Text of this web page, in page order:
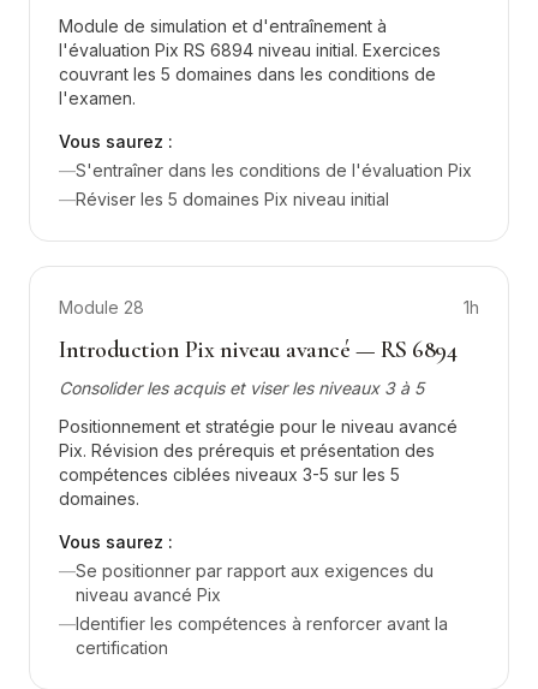
Module de simulation et d'entraînement à
l'évaluation Pix RS 6894 niveau initial. Exercices
couvrant les 5 domaines dans les conditions de
l'examen.
Vous saurez :
—S'entraîner dans les conditions de l'évaluation Pix
—Réviser les 5 domaines Pix niveau initial
Module 28 1h
Introduction Pix niveau avancé — RS 6894
Consolider les acquis et viser les niveaux 3 à 5
Positionnement et stratégie pour le niveau avancé
Pix. Révision des prérequis et présentation des
compétences ciblées niveaux 3-5 sur les 5
domaines.
Vous saurez :
—Se positionner par rapport aux exigences du
niveau avancé Pix
—Identifier les compétences à renforcer avant la
certification